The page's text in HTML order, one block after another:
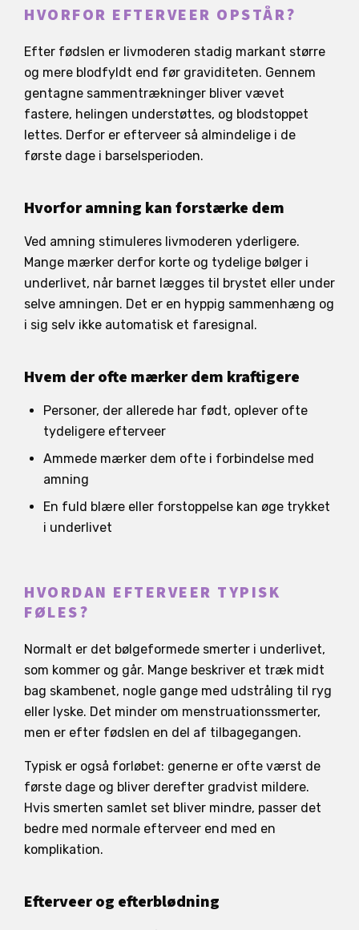
HVORFOR EFTERVEER OPSTÅR?
Efter fødslen er livmoderen stadig markant større
og mere blodfyldt end før graviditeten. Gennem
gentagne sammentrækninger bliver vævet
fastere, helingen understøttes, og blodstoppet
lettes. Derfor er efterveer så almindelige i de
første dage i barselsperioden.
Hvorfor amning kan forstærke dem
Ved amning stimuleres livmoderen yderligere.
Mange mærker derfor korte og tydelige bølger i
underlivet, når barnet lægges til brystet eller under
selve amningen. Det er en hyppig sammenhæng og
i sig selv ikke automatisk et faresignal.
Hvem der ofte mærker dem kraftigere
Personer, der allerede har født, oplever ofte
tydeligere efterveer
Ammede mærker dem ofte i forbindelse med
amning
En fuld blære eller forstoppelse kan øge trykket
i underlivet
HVORDAN EFTERVEER TYPISK
FØLES?
Normalt er det bølgeformede smerter i underlivet,
som kommer og går. Mange beskriver et træk midt
bag skambenet, nogle gange med udstråling til ryg
eller lyske. Det minder om menstruationssmerter,
men er efter fødslen en del af tilbagegangen.
Typisk er også forløbet: generne er ofte værst de
første dage og bliver derefter gradvist mildere.
Hvis smerten samlet set bliver mindre, passer det
bedre med normale efterveer end med en
komplikation.
Efterveer og efterblødning